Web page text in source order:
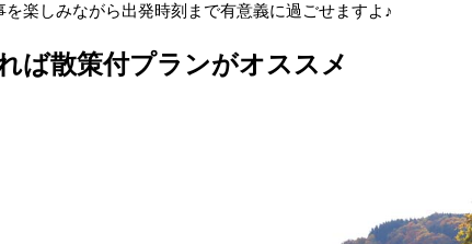
楽しみながら出発時刻まで有意義に過ごせますよ♪
ば散策付プランがオススメ